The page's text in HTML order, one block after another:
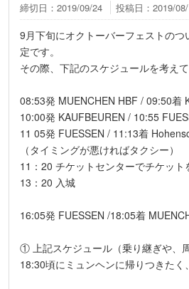
締切日：2019/09/24 投稿日：2019/
9月下旬にオクトーバーフェストの
定です。
その際、下記のスケジュールを考えて
08:53発 MUENCHEN HBF / 09:50着
10:00発 KAUFBEUREN / 10:55
11 05発 FUESSEN / 11:13着
（タイミングが悪ければタクシー）
11：20 チケットセンターでチケット
13：20 入城
16:05発 FUESSEN /18:05着
① 上記スケジュール（乗り継ぎや、
18:30頃にミュンヘンに帰りつきたく